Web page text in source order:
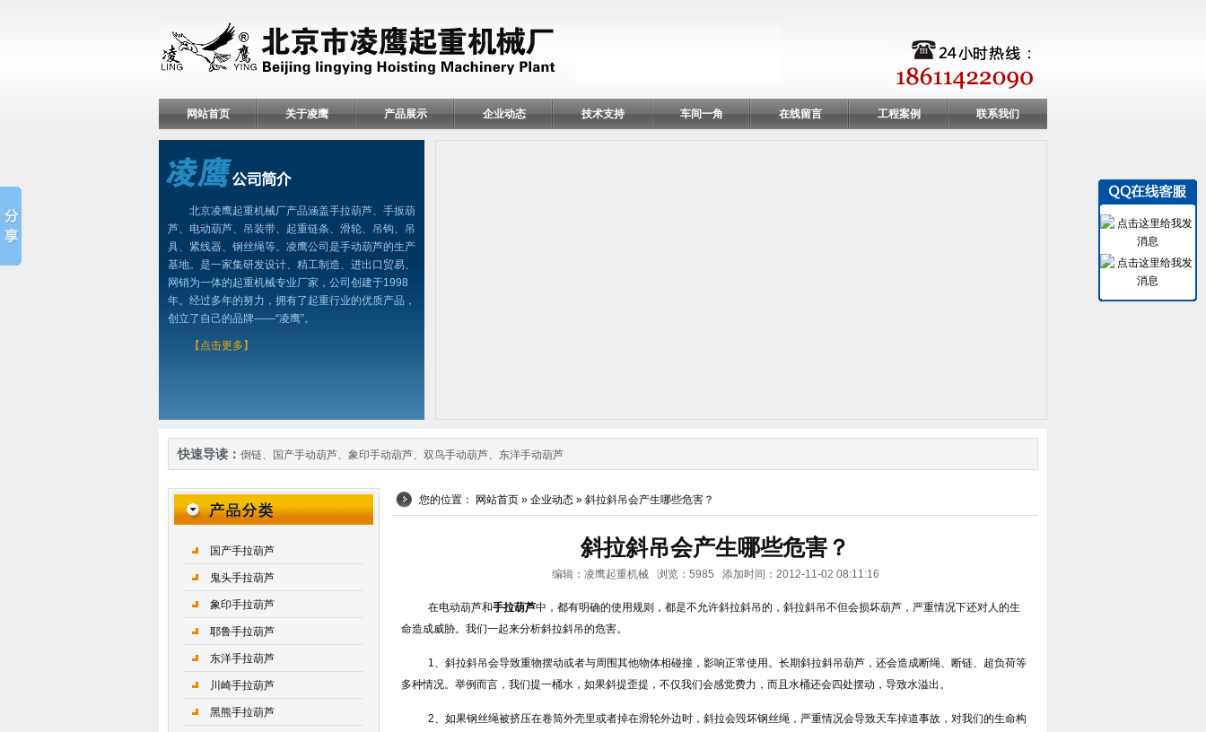
网站首页 关于凌鹰 产品展示 企业动态 技术支持 车间一角 在线留言 工程案例 联系我们
北京凌鹰起重机械厂产品涵盖手拉葫芦、手扳葫
芦、电动葫芦、吊装带、起重链条、滑轮、吊钩、吊
具、紧线器、钢丝绳等。凌鹰公司是手动葫芦的生产
基地。是一家集研发设计、精工制造、进出口贸易、
网销为一体的起重机械专业厂家，公司创建于1998
年。经过多年的努力，拥有了起重行业的优质产品，
创立了自己的品牌——“凌鹰”。
【点击更多】
快速导读： 倒链、 国产手动葫芦、 象印手动葫芦、 双鸟手动葫芦、 东洋手动葫芦
您的位置： 网站首页 » 企业动态 » 斜拉斜吊会产生哪些危害？
斜拉斜吊会产生哪些危害？
编辑：凌鹰起重机械 浏览：5985 添加时间：2012-11-02 08:11:16
在电动葫芦和手拉葫芦中，都有明确的使用规则，都是不允许斜拉斜吊的，斜拉斜吊不但会损坏葫芦，严重情况下还对人的生
命造成威胁。我们一起来分析斜拉斜吊的危害。
1、斜拉斜吊会导致重物摆动或者与周围其他物体相碰撞，影响正常使用。长期斜拉斜吊葫芦，还会造成断绳、断链、超负荷等
多种情况。举例而言，我们提一桶水，如果斜提歪提，不仅我们会感觉费力，而且水桶还会四处摆动，导致水溢出。
2、如果钢丝绳被挤压在卷筒外壳里或者掉在滑轮外边时，斜拉会毁坏钢丝绳，严重情况会导致天车掉道事故，对我们的生命构
国产手拉葫芦
鬼头手拉葫芦
象印手拉葫芦
耶鲁手拉葫芦
东洋手拉葫芦
川崎手拉葫芦
黑熊手拉葫芦